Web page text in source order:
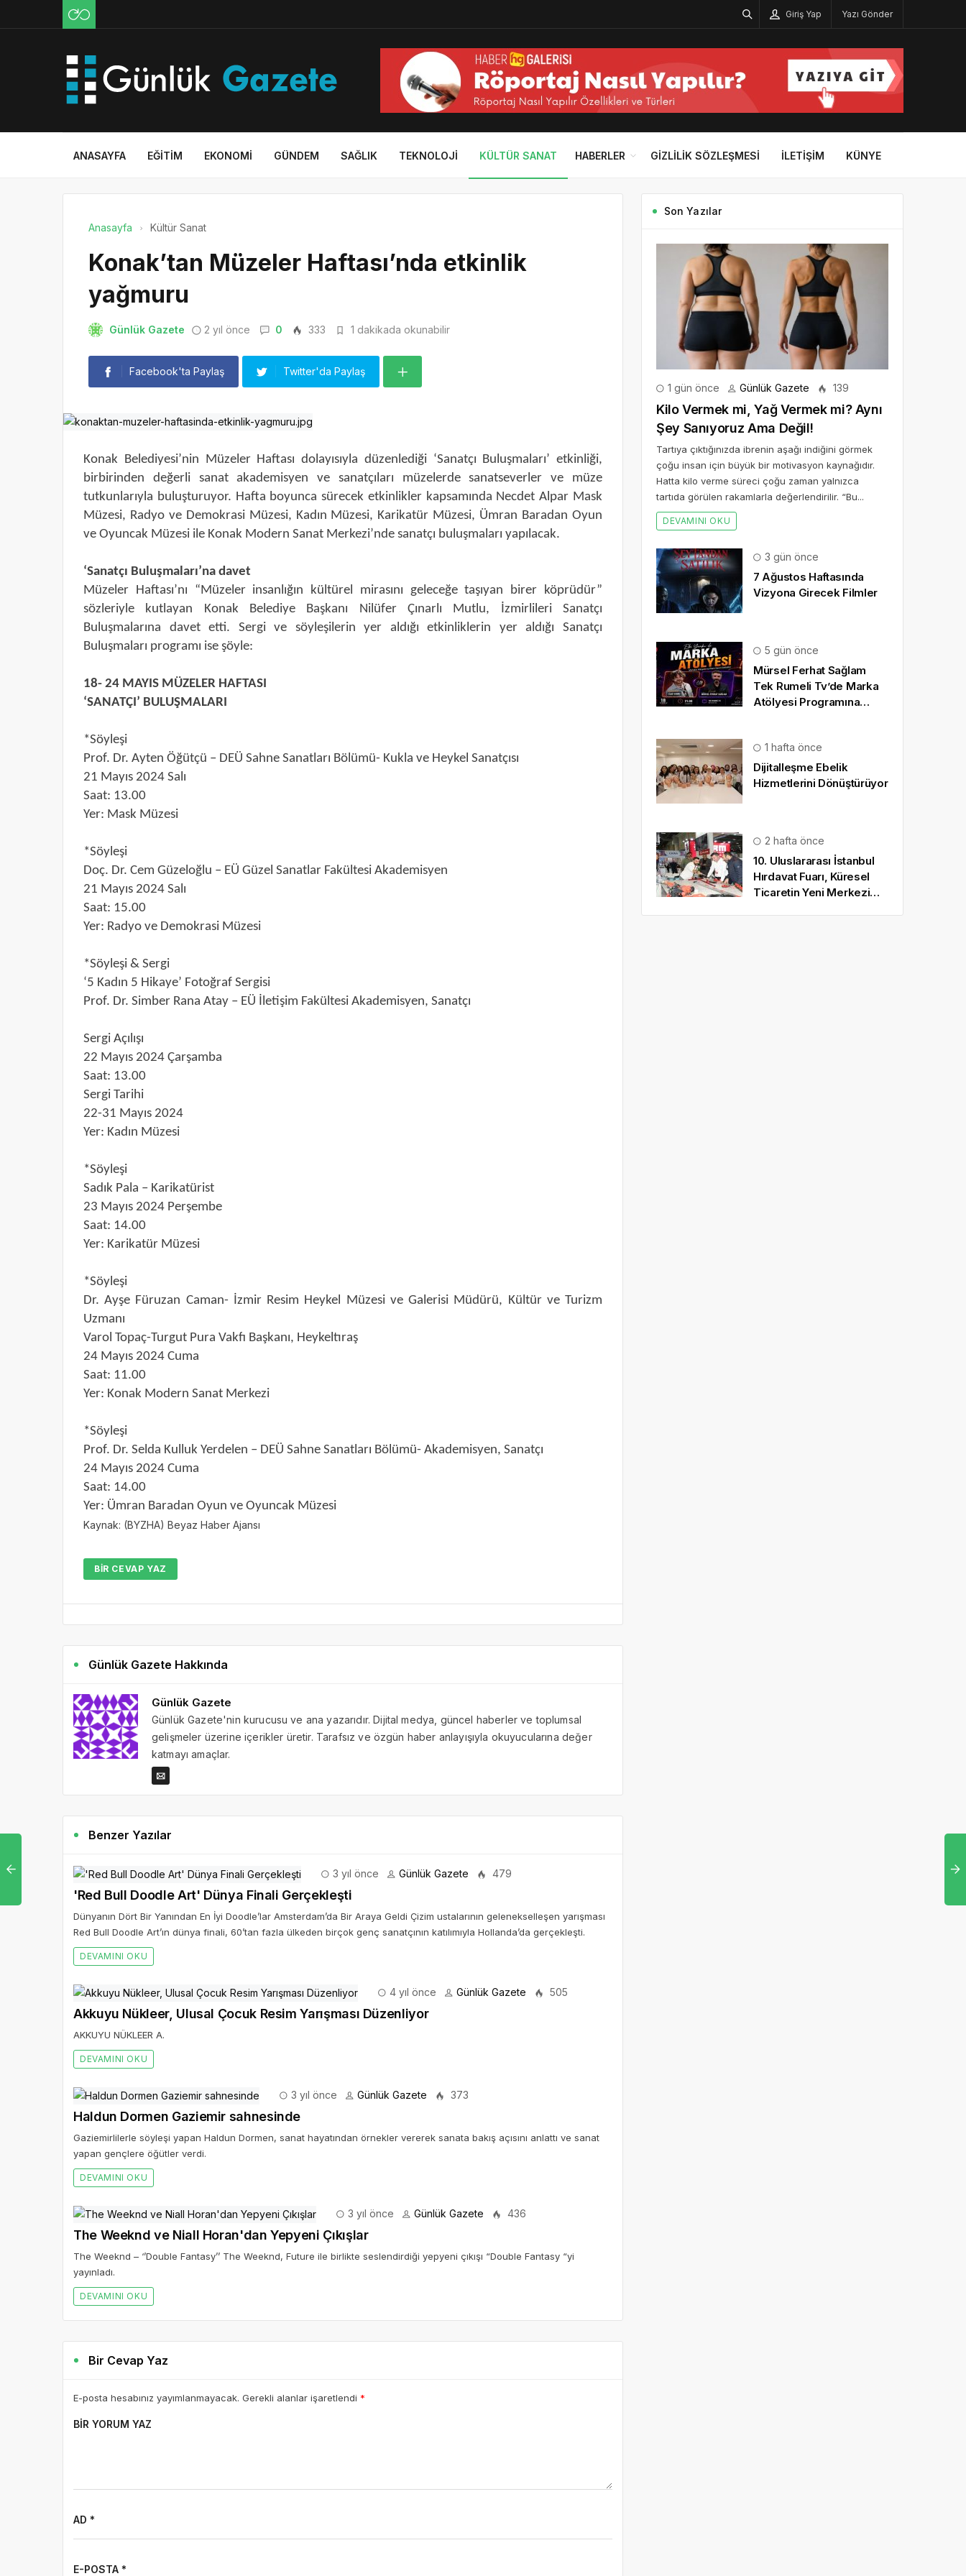
Giriş Yap Yazı Gönder
ANASAYFA EĞITIM EKONOMI GÜNDEM SAĞLIK TEKNOLOJI KÜLTÜR SANAT HABERLER GIZLILIK SÖZLEŞMESI İLETIŞIM KÜNYE
Anasayfa Kültür Sanat
Konak’tan Müzeler Haftası’nda etkinlik
yağmuru
Günlük Gazete 2 yıl önce 0 333 1 dakikada okunabilir
Facebook'ta Paylaş Twitter'da Paylaş
Konak Belediyesi’nin Müzeler Haftası dolayısıyla düzenlediği ‘Sanatçı Buluşmaları’ etkinliği,
birbirinden değerli sanat akademisyen ve sanatçıları müzelerde sanatseverler ve müze
tutkunlarıyla buluşturuyor. Hafta boyunca sürecek etkinlikler kapsamında Necdet Alpar Mask
Müzesi, Radyo ve Demokrasi Müzesi, Kadın Müzesi, Karikatür Müzesi, Ümran Baradan Oyun
ve Oyuncak Müzesi ile Konak Modern Sanat Merkezi’nde sanatçı buluşmaları yapılacak.
‘Sanatçı Buluşmaları’na davet
Müzeler Haftası’nı “Müzeler insanlığın kültürel mirasını geleceğe taşıyan birer köprüdür”
sözleriyle kutlayan Konak Belediye Başkanı Nilüfer Çınarlı Mutlu, İzmirlileri Sanatçı
Buluşmalarına davet etti. Sergi ve söyleşilerin yer aldığı etkinliklerin yer aldığı Sanatçı
Buluşmaları programı ise şöyle:
18- 24 MAYIS MÜZELER HAFTASI
‘SANATÇI’ BULUŞMALARI
*Söyleşi
Prof. Dr. Ayten Öğütçü – DEÜ Sahne Sanatları Bölümü- Kukla ve Heykel Sanatçısı
21 Mayıs 2024 Salı
Saat: 13.00
Yer: Mask Müzesi
*Söyleşi
Doç. Dr. Cem Güzeloğlu – EÜ Güzel Sanatlar Fakültesi Akademisyen
21 Mayıs 2024 Salı
Saat: 15.00
Yer: Radyo ve Demokrasi Müzesi
*Söyleşi & Sergi
‘5 Kadın 5 Hikaye’ Fotoğraf Sergisi
Prof. Dr. Simber Rana Atay – EÜ İletişim Fakültesi Akademisyen, Sanatçı
Sergi Açılışı
22 Mayıs 2024 Çarşamba
Saat: 13.00
Sergi Tarihi
22-31 Mayıs 2024
Yer: Kadın Müzesi
*Söyleşi
Sadık Pala – Karikatürist
23 Mayıs 2024 Perşembe
Saat: 14.00
Yer: Karikatür Müzesi
*Söyleşi
Dr. Ayşe Füruzan Caman- İzmir Resim Heykel Müzesi ve Galerisi Müdürü, Kültür ve Turizm
Uzmanı
Varol Topaç-Turgut Pura Vakfı Başkanı, Heykeltıraş
24 Mayıs 2024 Cuma
Saat: 11.00
Yer: Konak Modern Sanat Merkezi
*Söyleşi
Prof. Dr. Selda Kulluk Yerdelen – DEÜ Sahne Sanatları Bölümü- Akademisyen, Sanatçı
24 Mayıs 2024 Cuma
Saat: 14.00
Yer: Ümran Baradan Oyun ve Oyuncak Müzesi
Kaynak: (BYZHA) Beyaz Haber Ajansı
BIR CEVAP YAZ
Günlük Gazete Hakkında
Günlük Gazete
Günlük Gazete'nin kurucusu ve ana yazarıdır. Dijital medya, güncel haberler ve toplumsal
gelişmeler üzerine içerikler üretir. Tarafsız ve özgün haber anlayışıyla okuyucularına değer
katmayı amaçlar.
Benzer Yazılar
3 yıl önce Günlük Gazete 479
'Red Bull Doodle Art' Dünya Finali Gerçekleşti
Dünyanın Dört Bir Yanından En İyi Doodle’lar Amsterdam’da Bir Araya Geldi Çizim ustalarının gelenekselleşen yarışması
Red Bull Doodle Art’ın dünya finali, 60’tan fazla ülkeden birçok genç sanatçının katılımıyla Hollanda’da gerçekleşti.
DEVAMINI OKU
4 yıl önce Günlük Gazete 505
Akkuyu Nükleer, Ulusal Çocuk Resim Yarışması Düzenliyor
AKKUYU NÜKLEER A.
DEVAMINI OKU
3 yıl önce Günlük Gazete 373
Haldun Dormen Gaziemir sahnesinde
Gaziemirlilerle söyleşi yapan Haldun Dormen, sanat hayatından örnekler vererek sanata bakış açısını anlattı ve sanat
yapan gençlere öğütler verdi.
DEVAMINI OKU
3 yıl önce Günlük Gazete 436
The Weeknd ve Niall Horan'dan Yepyeni Çıkışlar
The Weeknd – ‘’Double Fantasy’’ The Weeknd, Future ile birlikte seslendirdiği yepyeni çıkışı “Double Fantasy “yi
yayınladı.
DEVAMINI OKU
Bir Cevap Yaz
E-posta hesabınız yayımlanmayacak. Gerekli alanlar işaretlendi *
BIR YORUM YAZ
AD *
E-POSTA *
Son Yazılar
1 gün önce Günlük Gazete 139
Kilo Vermek mi, Yağ Vermek mi? Aynı
Şey Sanıyoruz Ama Değil!
Tartıya çıktığınızda ibrenin aşağı indiğini görmek
çoğu insan için büyük bir motivasyon kaynağıdır.
Hatta kilo verme süreci çoğu zaman yalnızca
tartıda görülen rakamlarla değerlendirilir. “Bu...
DEVAMINI OKU
3 gün önce
7 Ağustos Haftasında
Vizyona Girecek Filmler
5 gün önce
Mürsel Ferhat Sağlam
Tek Rumeli Tv’de Marka
Atölyesi Programına
1 hafta önce
Dijitalleşme Ebelik
Hizmetlerini Dönüştürüyor
2 hafta önce
10. Uluslararası İstanbul
Hırdavat Fuarı, Küresel
Ticaretin Yeni Merkezi